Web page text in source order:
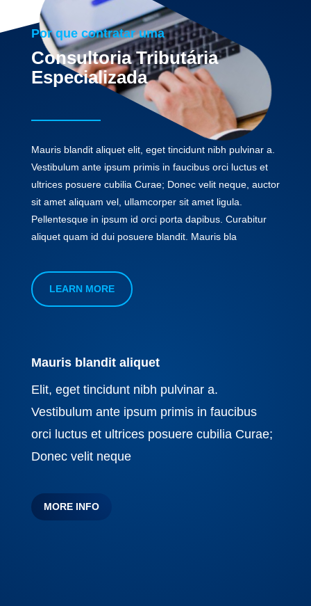
Por que contratar uma
Consultoria Tributária
Especializada
Mauris blandit aliquet elit, eget tincidunt nibh pulvinar a.
Vestibulum ante ipsum primis in faucibus orci luctus et
ultrices posuere cubilia Curae; Donec velit neque, auctor
sit amet aliquam vel, ullamcorper sit amet ligula.
Pellentesque in ipsum id orci porta dapibus. Curabitur
aliquet quam id dui posuere blandit. Mauris bla
LEARN MORE
Mauris blandit aliquet
Elit, eget tincidunt nibh pulvinar a.
Vestibulum ante ipsum primis in faucibus
orci luctus et ultrices posuere cubilia Curae;
Donec velit neque
MORE INFO